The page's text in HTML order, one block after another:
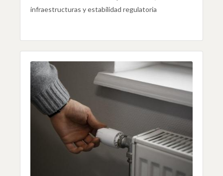
infraestructuras y estabilidad regulatoria